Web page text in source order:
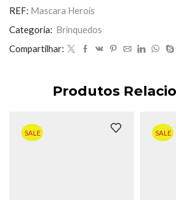
REF: Mascara Herois
Categoria: Brinquedos
Compartilhar:
Produtos
SALE SALE